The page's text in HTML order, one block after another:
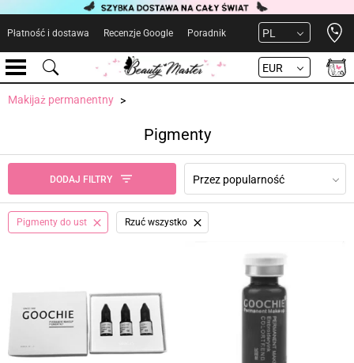
Płatność i dostawa Recenzje Google Poradnik PL
EUR
Makijaż permanentny
Pigmenty
DODAJ FILTRY Przez popularność
Pigmenty do ust Rzuć wszystko